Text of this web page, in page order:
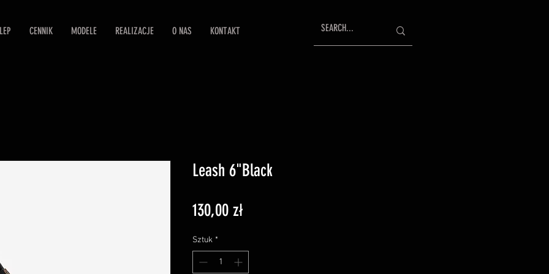
CENNIK MODELE REALIZACJE O NAS KONTAKT
Leash 6"Black
130,00 złCena
Sztuk *